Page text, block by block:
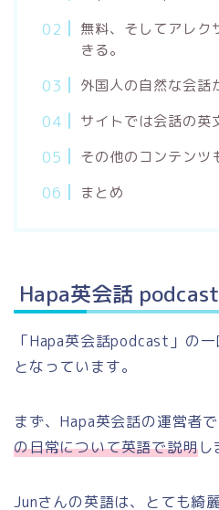
無料、そしてアレク
きる。
外国人の自然な会話
サイトでは会話の英
その他のコンテンツ
まとめ
Hapa英会話
「Hapa英会話podcast」の
となっています。
まず、Hapa英会話の運営者
の日常について英語で説明し
Junさんの英語は、とても綺